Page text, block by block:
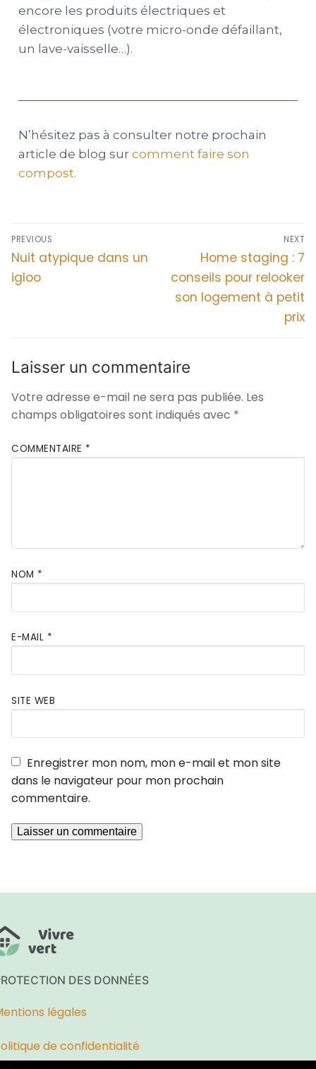
encore les produits électriques et
électroniques (votre micro-onde défaillant,
un lave-vaisselle…).
N’hésitez pas à consulter notre prochain
article de blog sur comment faire son
compost.
PREVIOUS
Nuit atypique dans un
igloo
NEXT
Home staging : 7
conseils pour relooker
son logement à petit
prix
Laisser un commentaire
Votre adresse e-mail ne sera pas publiée. Les
champs obligatoires sont indiqués avec *
COMMENTAIRE *
NOM *
E-MAIL *
SITE WEB
Enregistrer mon nom, mon e-mail et mon site
dans le navigateur pour mon prochain
commentaire.
DES DONNÉES
légales
de confidentialité